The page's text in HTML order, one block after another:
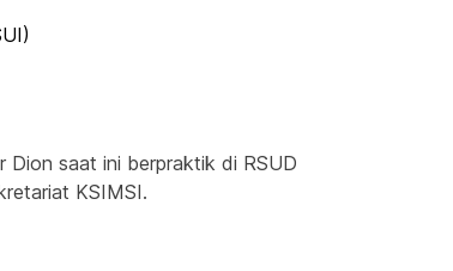
Dion saat ini berpraktik di RSUD
KSIMSI.